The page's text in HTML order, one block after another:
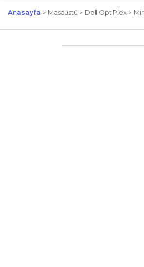
Anasayfa Masaüstü Dell OptiPlex